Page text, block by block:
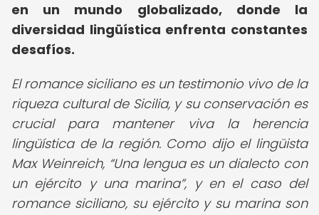
en un mundo globalizado, donde la
diversidad lingüística enfrenta constantes
desafíos.
El romance siciliano es un testimonio vivo de la
riqueza cultural de Sicilia, y su conservación es
crucial para mantener viva la herencia
lingüística de la región. Como dijo el lingüista
Max Weinreich, Una lengua es un dialecto con
un ejército y una marina , y en el caso del
romance siciliano, su ejército y su marina son